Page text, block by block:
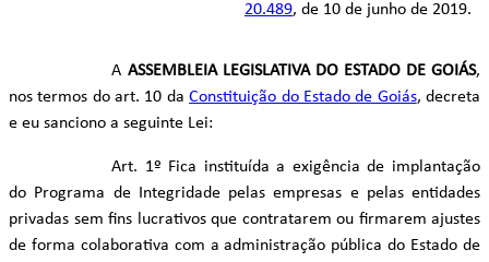
20.489, de 10 de junho de 2019.
A ASSEMBLEIA LEGISLATIVA DO ESTADO DE GOIÁS,
nos termos do art. 10 daConstituição do Estado de Goiás, decreta
e eu sanciono a seguinte Lei:
Art. 1º Fica instituída a exigência de implantação
do Programa de Integridade pelas empresas e pelas entidades
privadas sem fins lucrativos que contratarem ou firmarem ajustes
de forma colaborativa com a administração pública do Estado de